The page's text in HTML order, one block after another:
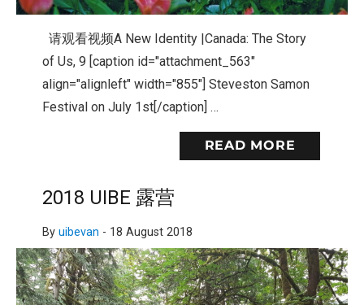
请观看视频A New Identity |Canada: The Story
of Us, 9 [caption id="attachment_563"
align="alignleft" width="855"] Steveston Samon
Festival on July 1st[/caption] …
READ MORE
2018 UIBE 露营
By uibevan - 18 August 2018